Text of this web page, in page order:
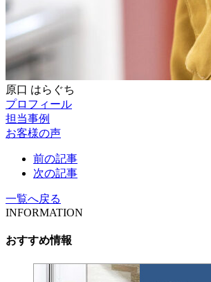
原口 はらぐち
プロフィール
担当事例
お客様の声
前の記事
次の記事
一覧へ戻る
INFORMATION
おすすめ情報